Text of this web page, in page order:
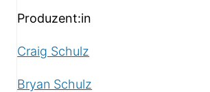
Produzent:in
Craig Schulz
Bryan Schulz